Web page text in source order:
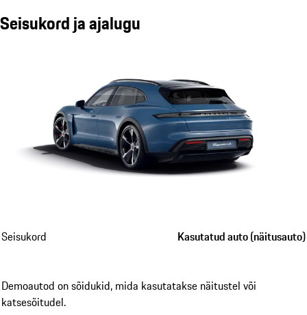
Seisukord ja ajalugu
Seisukord Kasutatud auto (näitusauto)
Demoautod on sõidukid, mida kasutatakse näitustel või
katsesõitudel.